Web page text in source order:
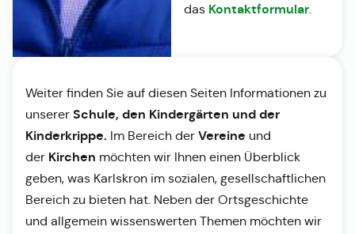
das Kontaktformular.
Weiter finden Sie auf diesen Seiten Informationen zu
unserer Schule, den Kindergärten und der
Kinderkrippe. Im Bereich der Vereine und
der Kirchen möchten wir Ihnen einen Überblick
geben, was Karlskron im sozialen, gesellschaftlichen
Bereich zu bieten hat. Neben der Ortsgeschichte
und allgemein wissenswerten Themen möchten wir